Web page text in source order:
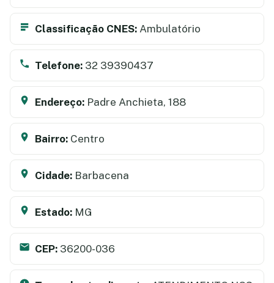
Classificação CNES: Ambulatório
Telefone: 32 39390437
Endereço: Padre Anchieta, 188
Bairro: Centro
Cidade: Barbacena
Estado: MG
CEP: 36200-036